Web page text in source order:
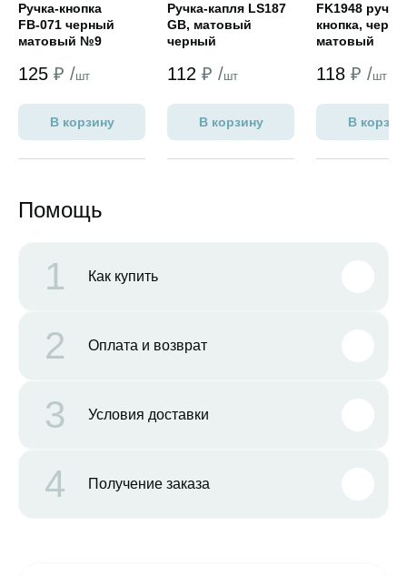
Ручка-кнопка
FВ-071 черный
матовый №9
125 ₽ /шт
В корзину
Ручка-капля LS187
GB, матовый
черный
112 ₽ /шт
В корзину
FK1948 ручка-
кнопка,
матовый
118 ₽ /шт
В
Помощь
1 Как купить
2 Оплата и возврат
3 Условия доставки
4 Получение заказа